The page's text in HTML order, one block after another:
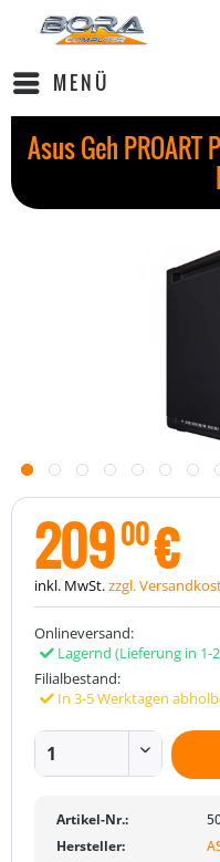
MENÜ
Asus Geh PROART
20900€
inkl. MwSt.zzgl.
Onlineversand:
Lagernd (Lieferung in 1-
Filialbestand:
In 3-5 Werktagen
Artikel-Nr.:
Hersteller: